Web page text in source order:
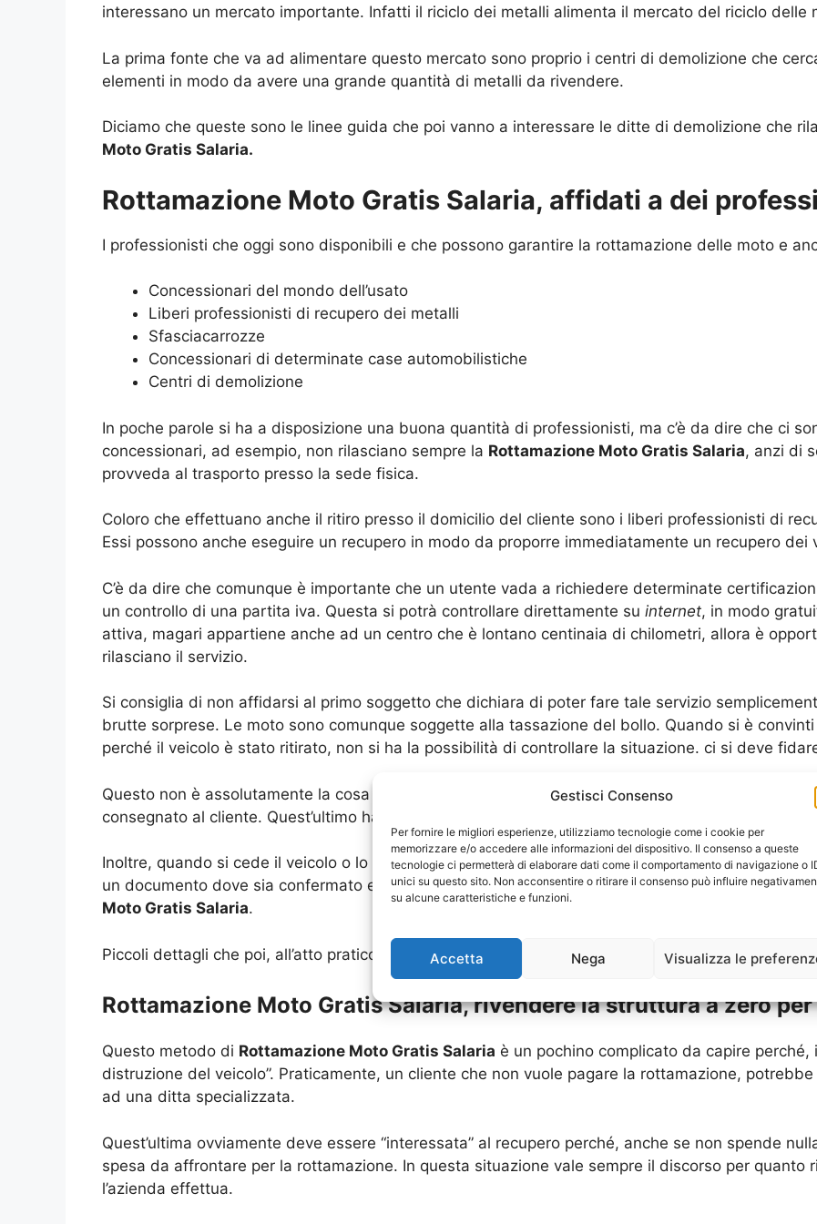
Gestisci Consenso
Per fornire le migliori esperienze, utilizziamo tecnologie come i cookie per
memorizzare e/o accedere alle informazioni del dispositivo. Il consenso a queste
tecnologie ci permetterà di elaborare dati come il comportamento di navigazione o
unici su questo sito. Non acconsentire o ritirare il consenso può influire
su alcune caratteristiche e funzioni.
Accetta Nega Visualizza le
interessano un mercato importante. Infatti il riciclo dei metalli alimenta il mercato del riciclo delle
La prima fonte che va ad alimentare questo mercato sono proprio i centri di demolizione che
elementi in modo da avere una grande quantità di metalli da rivendere.
Diciamo che queste sono le linee guida che poi vanno a interessare le ditte di demolizione che
Moto Gratis Salaria.
Rottamazione Moto Gratis Salaria, affidati a dei
I professionisti che oggi sono disponibili e che possono garantire la rottamazione delle moto e
Concessionari del mondo dell’usato
Liberi professionisti di recupero dei metalli
Sfasciacarrozze
Concessionari di determinate case automobilistiche
Centri di demolizione
In poche parole si ha a disposizione una buona quantità di professionisti, ma c’è da dire che ci
concessionari, ad esempio, non rilasciano sempre la Rottamazione Moto Gratis Salaria, anzi di
provveda al trasporto presso la sede fisica.
Coloro che effettuano anche il ritiro presso il domicilio del cliente sono i liberi professionisti di
Essi possono anche eseguire un recupero in modo da proporre immediatamente un recupero dei
C’è da dire che comunque è importante che un utente vada a richiedere determinate
un controllo di una partita iva. Questa si potrà controllare direttamente su internet, in modo
attiva, magari appartiene anche ad un centro che è lontano centinaia di chilometri, allora è
rilasciano il servizio.
Si consiglia di non affidarsi al primo soggetto che dichiara di poter fare tale servizio
brutte sorprese. Le moto sono comunque soggette alla tassazione del bollo. Quando si è
perché il veicolo è stato ritirato, non si ha la possibilità di controllare la situazione. ci si deve
Questo non è assolutamente la cosa da fare. I centri e professionisti specializzati rilasciano un
consegnato al cliente. Quest’ultimo ha dunque un documento utile che può usare per valutare
Inoltre, quando si cede il veicolo o lo si rivende, ecco che allora il cliente è sollevato da qualsiasi
un documento dove sia confermato esattamente che il proprietario non è più lui, ma è la ditta
Moto Gratis Salaria.
Piccoli dettagli che poi, all’atto pratico, sono dettagli che hanno una grande importanza legale.
Rottamazione Moto Gratis Salaria, rivendere la struttura a zero
Questo metodo di Rottamazione Moto Gratis Salaria è un pochino complicato da capire
distruzione del veicolo”. Praticamente, un cliente che non vuole pagare la rottamazione,
ad una ditta specializzata.
Quest’ultima ovviamente deve essere “interessata” al recupero perché, anche se non spende
spesa da affrontare per la rottamazione. In questa situazione vale sempre il discorso per quanto
l’azienda effettua.